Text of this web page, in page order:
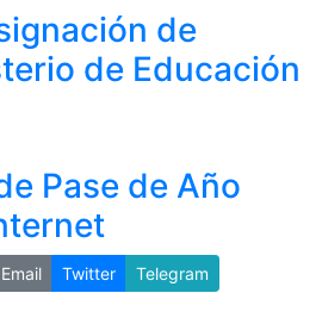
de
de Educación
Pase de Año
Email Twitter Telegram